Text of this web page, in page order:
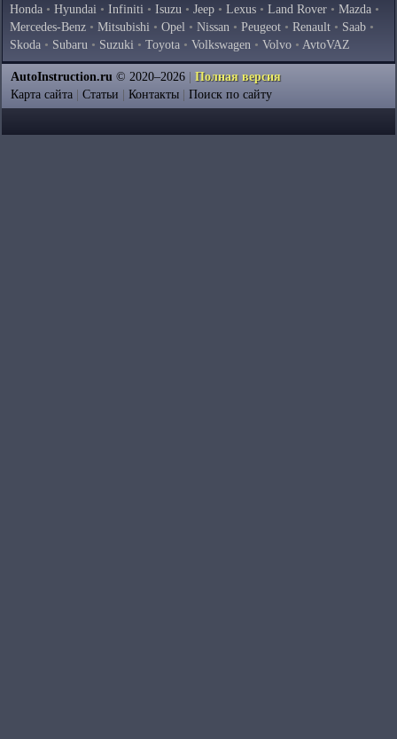
Honda • Hyundai • Infiniti • Isuzu • Jeep • Lexus • Land Rover • Mazda •
Mercedes-Benz • Mitsubishi • Opel • Nissan • Peugeot • Renault • Saab •
Skoda • Subaru • Suzuki • Toyota • Volkswagen • Volvo • AvtoVAZ
AutoInstruction.ru © 2020–2026
Полная версия
Карта сайта
Статьи Контакты Поиск по сайту